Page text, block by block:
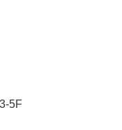
5F